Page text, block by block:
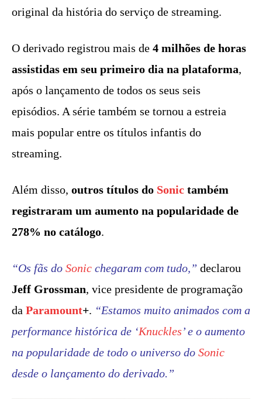
original da história do serviço de streaming.
O derivado registrou mais de 4 milhões de horas
assistidas em seu primeiro dia na plataforma,
após o lançamento de todos os seus seis
episódios. A série também se tornou a estreia
mais popular entre os títulos infantis do
streaming.
Além disso, outros títulos do Sonic também
registraram um aumento na popularidade de
278% no catálogo.
“Os fãs do Sonic chegaram com tudo,” declarou
Jeff Grossman, vice presidente de programação
da Paramount+. “Estamos muito animados com a
performance histórica de ‘Knuckles’ e o aumento
na popularidade de todo o universo do Sonic
desde o lançamento do derivado.”